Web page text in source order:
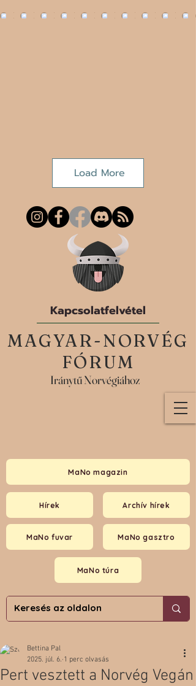
MAGYAR-NORVÉG
FÓRUM
Iránytű Norvégiához
Hírek
MaNo magazin
MaNo fuvar MaNo gasztro
MaNo túra
Archív hírek
Kapcsolatfelvétel
Load More
Pert vesztett a Norvég Vegán
Bettina Pal
2025. júl. 6. 1 perc olvasás